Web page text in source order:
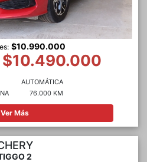
$10.990.000
$10.490.000
AUTOMÁTICA
76.000 KM
Ver Más
2